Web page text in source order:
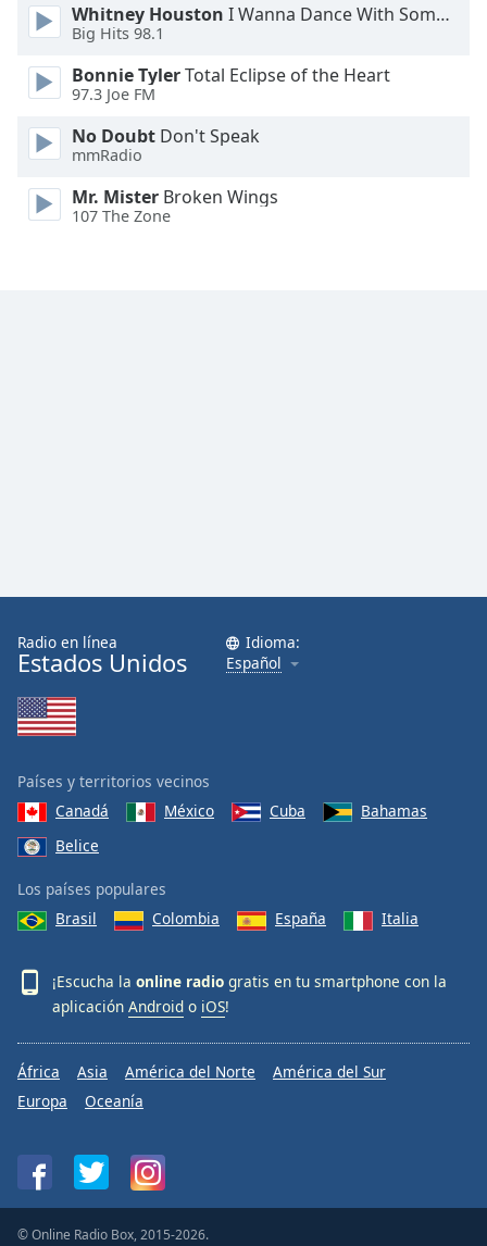
Whitney Houston I Wanna Dance With Somebody
Big Hits 98.1
Bonnie TylerTotal Eclipse of the Heart
97.3 Joe FM
No Doubt Don't Speak
mmRadio
Mr. Mister Broken Wings
107 The Zone
Radio en línea
Estados Unidos
Idioma:
Español
Países y territorios vecinos
Canadá
México Cuba
Bahamas
Belice
Los países populares
Brasil
Colombia España Italia
¡Escucha la online radio gratis en tu smartphone con la
aplicación Android o iOS!
África Asia América del Norte
América del Sur
Europa
Oceanía
© Online Radio Box, 2015-2026.